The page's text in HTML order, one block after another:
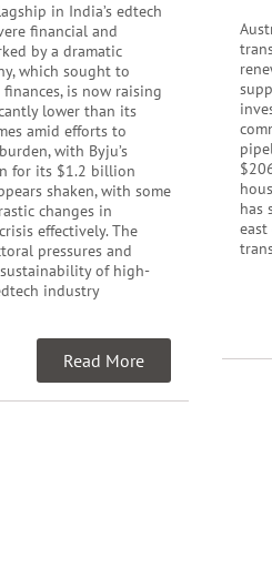
in India’s edtech
financial and
by a dramatic
which sought to
is now raising
lower than its
amid efforts to
with Byju’s
for its $1.2 billion
shaken, with some
changes in
effectively. The
pressures and
of high-
industry
Read More
has